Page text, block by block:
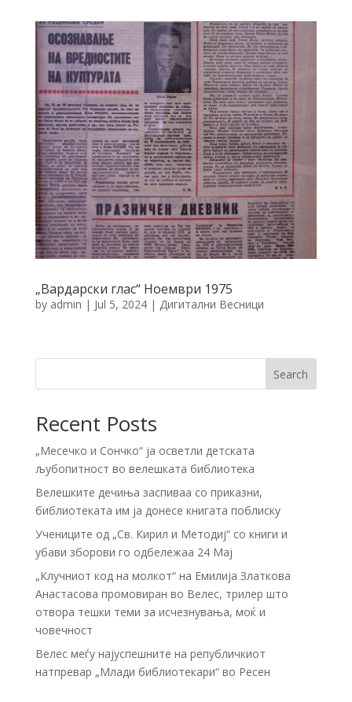
„Вардарски глас“ Ноември 1975
by admin | Jul 5, 2024| Дигитални Весници
Search
Recent Posts
„Месечко и Сончко“ ја осветли детската
љубопитност во велешката библиотека
Велешките дечиња заспиваа со приказни,
библиотеката им ја донесе книгата поблиску
Учениците од „Св. Кирил и Методиј“ со книги и
убави зборови го одбележаа 24 Мај
„Клучниот код на молкот“ на Емилија Златкова
Анастасова промовиран во Велес, трилер што
отвора тешки теми за исчезнувања, моќ и
човечност
Велес меѓу најуспешните на републичкиот
натпревар „Млади библиотекари“ во Ресен